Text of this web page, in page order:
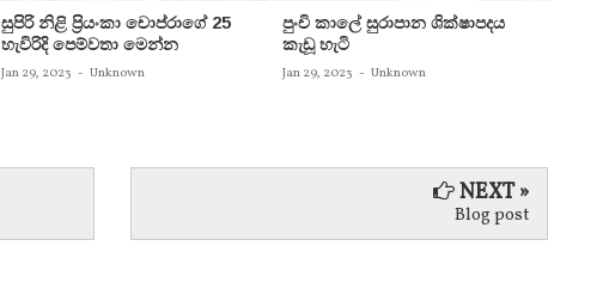
සුපිරි නිළි ප්‍රියංකා චොප්රාගේ 25
හැවිරිදි පෙම්වතා මෙන්න
Jan 29, 2023 - Unknown
පුංචි කාලේ සුරාපාන ශික්ෂාපදය
කැඩූ හැටි
Jan 29, 2023 - Unknown
NEXT »
Blog post